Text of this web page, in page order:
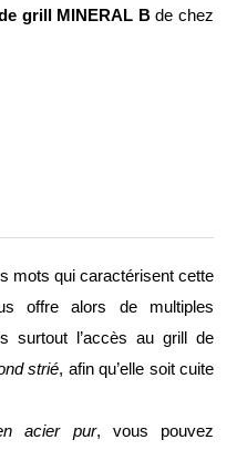
grill MINERAL Bde chez
mots qui caractérisent cette
offre alors de multiples
surtout l’accès au grill de
strié, afin qu’elle soit cuite
acier pur, vous pouvez